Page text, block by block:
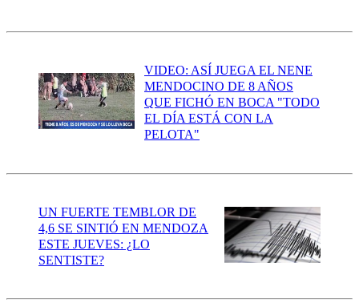
VIDEO: ASÍ JUEGA EL NENE
MENDOCINO DE 8 AÑOS
QUE FICHÓ EN BOCA "TODO
EL DÍA ESTÁ CON LA
PELOTA"
UN FUERTE TEMBLOR DE
4,6 SE SINTIÓ EN MENDOZA
ESTE JUEVES: ¿LO
SENTISTE?